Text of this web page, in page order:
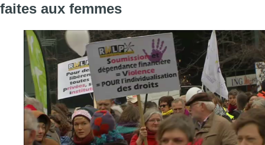
faites aux femmes